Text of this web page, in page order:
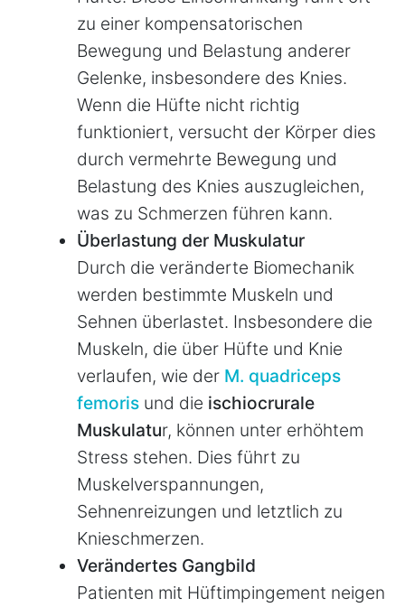
zu einer kompensatorischen
Bewegung und Belastung anderer
Gelenke, insbesondere des Knies.
Wenn die Hüfte nicht richtig
funktioniert, versucht der Körper dies
durch vermehrte Bewegung und
Belastung des Knies auszugleichen,
was zu Schmerzen führen kann.
Überlastung der Muskulatur
Durch die veränderte Biomechanik
werden bestimmte Muskeln und
Sehnen überlastet. Insbesondere die
Muskeln, die über Hüfte und Knie
verlaufen, wie der M. quadriceps
femoris und die ischiocrurale
Muskulatur, können unter erhöhtem
Stress stehen. Dies führt zu
Muskelverspannungen,
Sehnenreizungen und letztlich zu
Knieschmerzen.
Verändertes Gangbild
Patienten mit Hüftimpingement neigen